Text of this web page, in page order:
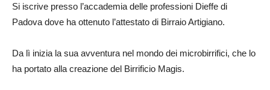
Si iscrive presso l’accademia delle professioni Dieffe di
Padova dove ha ottenuto l’attestato di Birraio Artigiano.
Da lì inizia la sua avventura nel mondo dei microbirrifici, che lo
ha portato alla creazione del Birrificio Magis.